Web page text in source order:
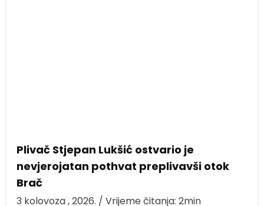
Plivač Stjepan Lukšić ostvario je
nevjerojatan pothvat preplivavši otok
Brač
3 kolovoza , 2026. / Vrijeme čitanja: 2min